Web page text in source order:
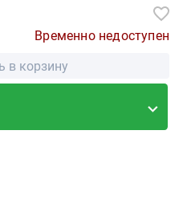
Временно недоступен
в корзину